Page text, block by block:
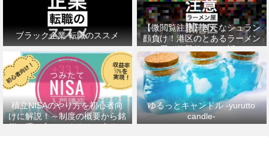
ブラック企業 転職のススメ
【微閲覧注意】きたなシュラン
顔負け！港区のとあるラーメン
屋が衝撃的すぎた話。
積立NISAのやり方を初心者向
けに解説！～制度の概要から銘
柄の選び方、おすすめの本まで
ゆるっとキャンドル -yurutto
candle-